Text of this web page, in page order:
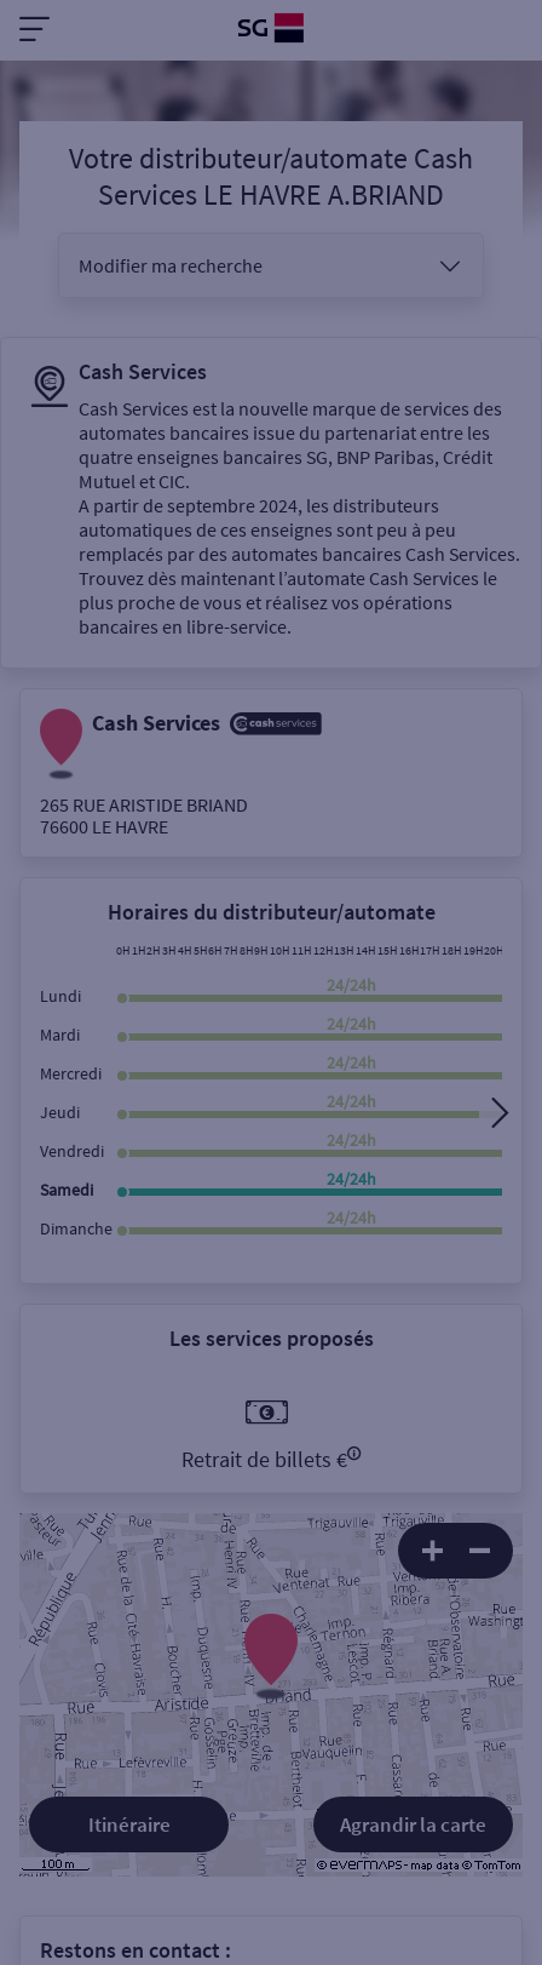
Votre distributeur/automate Cash
Services LE HAVRE A.BRIAND
Modifier ma recherche
Sélectionnez votre recherche
Un service
Autour de moi
Rue
Cash Services
Cash Services est la nouvelle marque de services des
automates bancaires issue du partenariat entre les
quatre enseignes bancaires SG, BNP Paribas, Crédit
Mutuel et CIC.
A partir de septembre 2024, les distributeurs
automatiques de ces enseignes sont peu à peu
remplacés par des automates bancaires Cash Services.
Trouvez dès maintenant l’automate Cash Services le
plus proche de vous et réalisez vos opérations
bancaires en libre-service.
Cash Services
265 RUE ARISTIDE BRIAND
76600 LE HAVRE
Horaires du distributeur/automate
0H 1H2H3H4H5H6H7H8H9H 10H 11H 12H13H 14H 15H 16H17H 18H 19H20H
Lundi
24/24h
Mardi
24/24h
Mercredi
24/24h
Jeudi
24/24h
Vendredi
24/24h
Samedi
24/24h
Dimanche
24/24h
Les services proposés
Retrait de billets €
Agrandir la carte
Itinéraire
Restons en contact :